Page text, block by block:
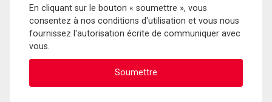
En cliquant sur le bouton « soumettre », vous
consentez à nos conditions d'utilisation et vous nous
fournissez l'autorisation écrite de communiquer avec
vous.